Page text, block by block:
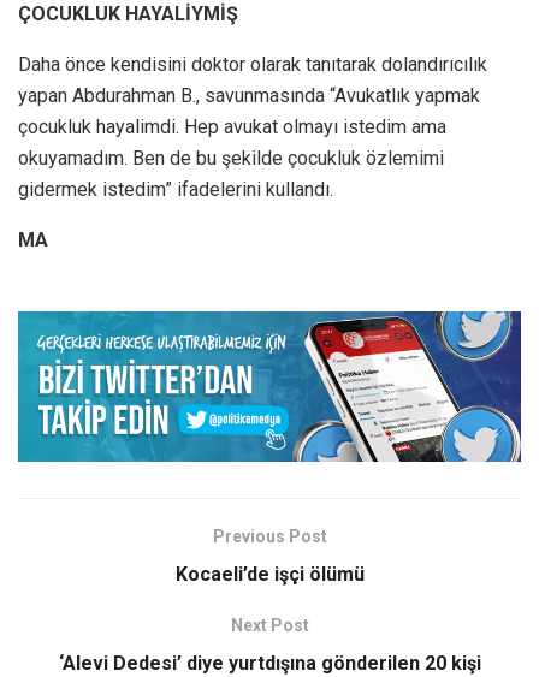
ÇOCUKLUK HAYALİYMİŞ
Daha önce kendisini doktor olarak tanıtarak dolandırıcılık
yapan Abdurahman B., savunmasında “Avukatlık yapmak
çocukluk hayalimdi. Hep avukat olmayı istedim ama
okuyamadım. Ben de bu şekilde çocukluk özlemimi
gidermek istedim” ifadelerini kullandı.
MA
Previous Post
Kocaeli’de işçi ölümü
Next Post
‘Alevi Dedesi’ diye yurtdışına gönderilen 20 kişi